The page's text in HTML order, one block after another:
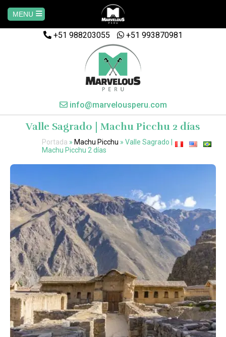
MENU
Home
AREQUIPA
MACHUPICCHU
MANU
Blog
Contactanos
+51 988203055 +51 993870981
info@marvelousperu.com
Valle Sagrado | Machu Picchu 2 días
Portada » Machu Picchu » Valle Sagrado |
Machu Picchu 2 días